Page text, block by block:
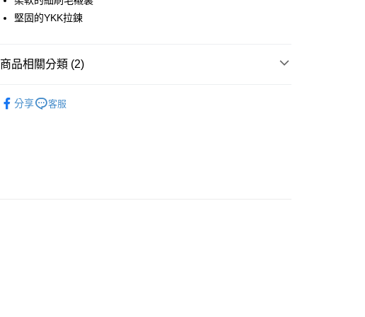
運送方式
每筆NT$80，滿NT$10,000(含以上)免運費
堅固的YKK拉鍊
商品相關分類 (2)
分享 客服